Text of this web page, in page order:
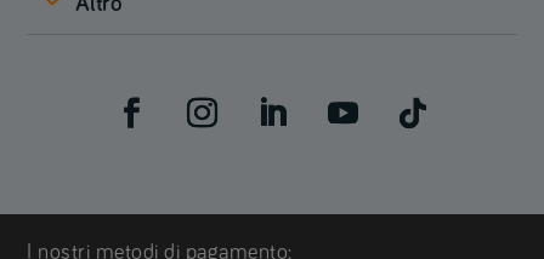
Altro
I nostri metodi di pagamento: